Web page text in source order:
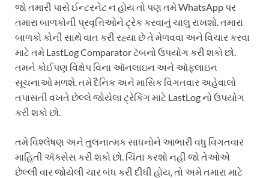
જો તમારી પાસે ઈન્ટરનેટ ન હોય તો પણ તમે WhatsApp પર
તમારા બાળકોની પ્રવૃત્તિઓને ટ્રેક કરવાનું ચાલુ રાખશો. તમારા
બાળકો કોની સાથે વાત કરી રહ્યા છે તે મેળવવા અને વિચાર કરવા
માટે તમે LastLog Comparator ટૅબનો ઉપયોગ કરી શકો છો.
તમને કોઈપણ વિક્ષેપ વિના ઑનલાઇન અને ઑફલાઇન
સૂચનાઓ મળશે. તમે દૈનિક અને માસિક વિગતવાર અહેવાલો
તપાસતી વખતે છેલ્લે જોયેલા ટ્રેકિંગ માટે LastLog નો ઉપયોગ
કરી શકો છો.
તમે વિશ્લેષણ અને તુલનાત્મક સાધનોને આભારી વધુ વિગતવાર
માહિતી ઍક્સેસ કરી શકો છો. ચિંતા કરશો નહીં જો તેઓએ
છેલ્લી વાર જોયેલી ચાર બંધ કરી દીધી હોય, તો અમે તમારા માટે